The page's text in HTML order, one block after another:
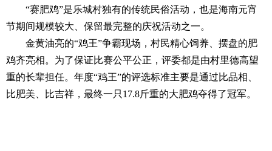
“赛肥鸡”是乐城村独有的传统民俗活动，也是海南元宵
节期间规模较大、保留最完整的庆祝活动之一。
金黄油亮的“鸡王”争霸现场，村民精心饲养、摆盘的肥
鸡齐亮相。为了保证比赛公平公正，评委都是由村里德高望
重的长辈担任。年度“鸡王”的评选标准主要是通过比品相、
比肥美、比吉祥，最终一只17.8斤重的大肥鸡夺得了冠军。